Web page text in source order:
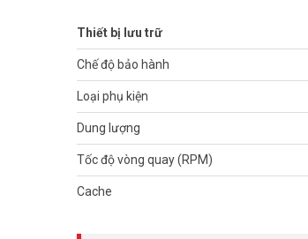
– Dung lượng 6TB
– Tốc độ vòng quay 7200rpm
– Kích thước 3.5 inch
– Kết nối SATA III 6Gb/s
– Bộ nhớ đệm (cache) 128MB
– Dung lượng hoạt động tối đa 180TB/Năm
– Tích hợp AgileArray Firmware
Quý khách có nhu cầu tư vấn và giá bán
Thiết bị lưu trữ
Chế độ bảo hành
Loại phụ kiện
Dung lượng
Tốc độ vòng quay (RPM)
Cache